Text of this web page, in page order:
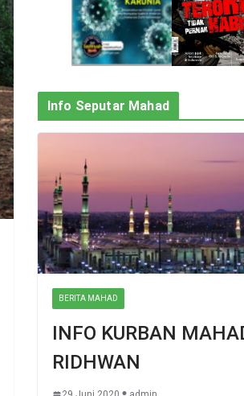
Info Seputar Mahad
BERITA MAHAD
INFO KURBAN
RIDHWAN